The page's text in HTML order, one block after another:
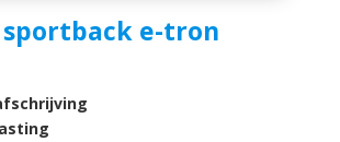
sportback e-tron